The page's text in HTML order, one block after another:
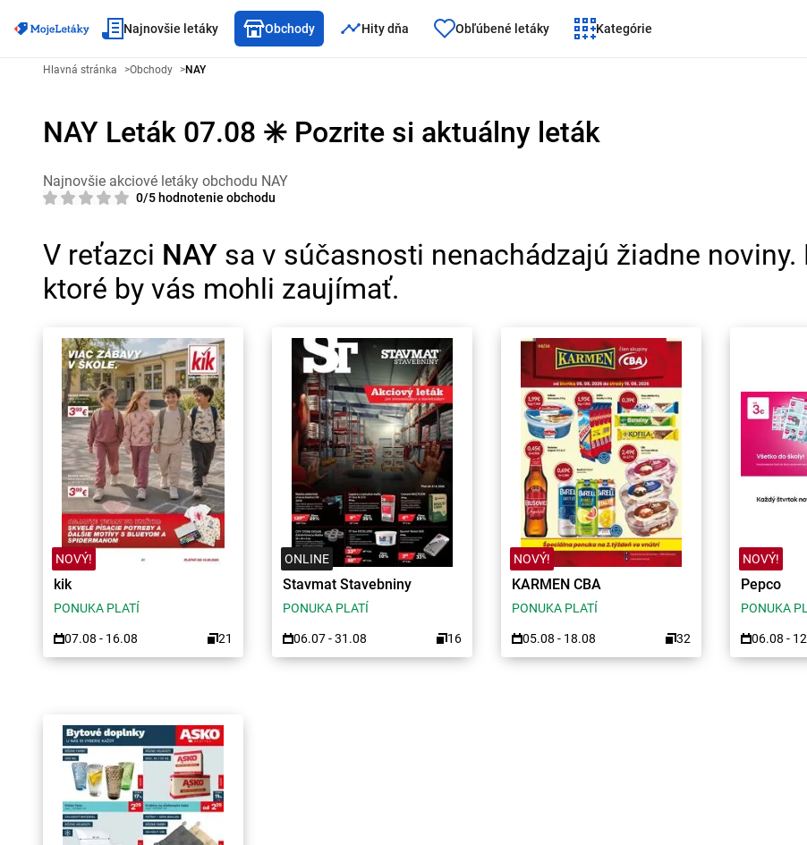
Najnovšie letáky Obchody Hity dňa Obľúbené letáky Kategórie
Hlavná stránka >Obchody >NAY
NAY Leták 07.08 ✳️ Pozrite si aktuálny leták
Najnovšie akciové letáky obchodu NAY
0/5 hodnotenie obchodu
V reťazci NAY sa v súčasnosti nenachádzajú žiadne
ktoré by vás mohli zaujímať.
NOVÝ!
kik
PONUKA PLATÍ
07.08 - 16.08 21
ONLINE
Stavmat Stavebniny
PONUKA PLATÍ
06.07 - 31.08 16
NOVÝ!
KARMEN CBA
PONUKA PLATÍ
05.08 - 18.08 32
NOVÝ!
Pepco
PONUKA
06.08 -